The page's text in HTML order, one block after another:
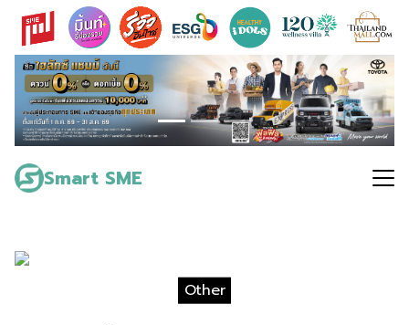
Skip
content
Smart SME
Search
for:
Other